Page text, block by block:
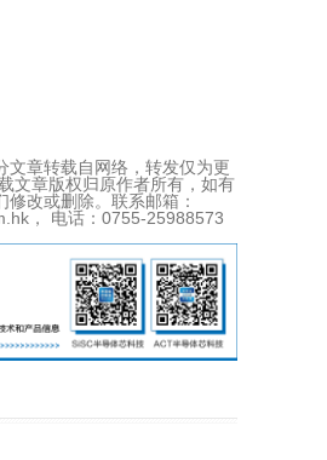
文章转载自网络，转发仅为更
文章版权归原作者所有，如有
修改或删除。联系邮箱：
， 电话：0755-25988573